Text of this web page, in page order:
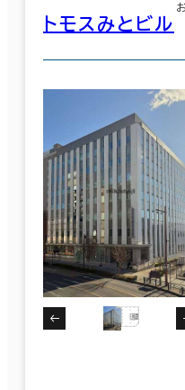
トモスみとビル